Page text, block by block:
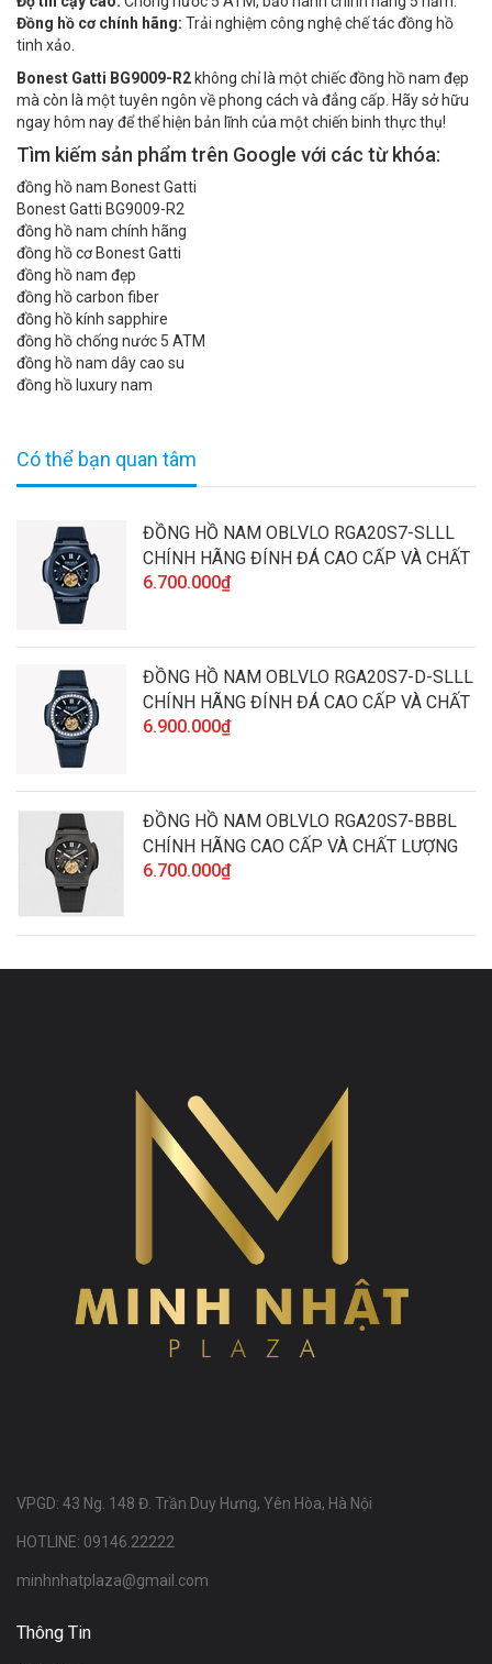
Đồng hồ cơ chính hãng: Trải nghiệm công nghệ chế tác đồng hồ
tinh xảo.
Bonest Gatti BG9009-R2 không chỉ là một chiếc đồng hồ nam đẹp
mà còn là một tuyên ngôn về phong cách và đẳng cấp. Hãy sở hữu
ngay hôm nay để thể hiện bản lĩnh của một chiến binh thực thụ!
Tìm kiếm sản phẩm trên Google với các từ khóa:
đồng hồ nam Bonest Gatti
Bonest Gatti BG9009-R2
đồng hồ nam chính hãng
đồng hồ cơ Bonest Gatti
đồng hồ nam đẹp
đồng hồ carbon fiber
đồng hồ kính sapphire
đồng hồ chống nước 5 ATM
đồng hồ nam dây cao su
đồng hồ luxury nam
Có thể bạn quan tâm
ĐỒNG HỒ NAM OBLVLO RGA20S7-SLLL
CHÍNH HÃNG ĐÍNH ĐÁ CAO CẤP VÀ CHẤT
LƯỢNG
6.700.000₫
ĐỒNG HỒ NAM OBLVLO RGA20S7-D-SLLL
CHÍNH HÃNG ĐÍNH ĐÁ CAO CẤP VÀ CHẤT
LƯỢNG
6.900.000₫
ĐỒNG HỒ NAM OBLVLO RGA20S7-BBBL
CHÍNH HÃNG CAO CẤP VÀ CHẤT LƯỢNG
6.700.000₫
VPGD: 43 Ng. 148 Đ. Trần Duy Hưng, Yên Hòa, Hà Nội
HOTLINE: 09146.22222
minhnhatplaza@gmail.com
Thông Tin